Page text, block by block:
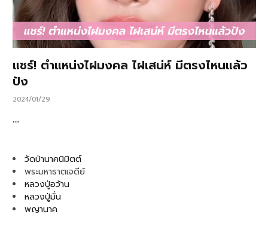
แชร์! ตำแหน่งไฝมงคล ไฝเสน่ห์ มีตรงไหนแล้ว
ปัง
2024/01/29
…
วัดป่านาคนิมิตต์
พระมหาธาตเจดีย์
หลวงปู่อว้าน
หลวงปู่มั่น
พญานาค